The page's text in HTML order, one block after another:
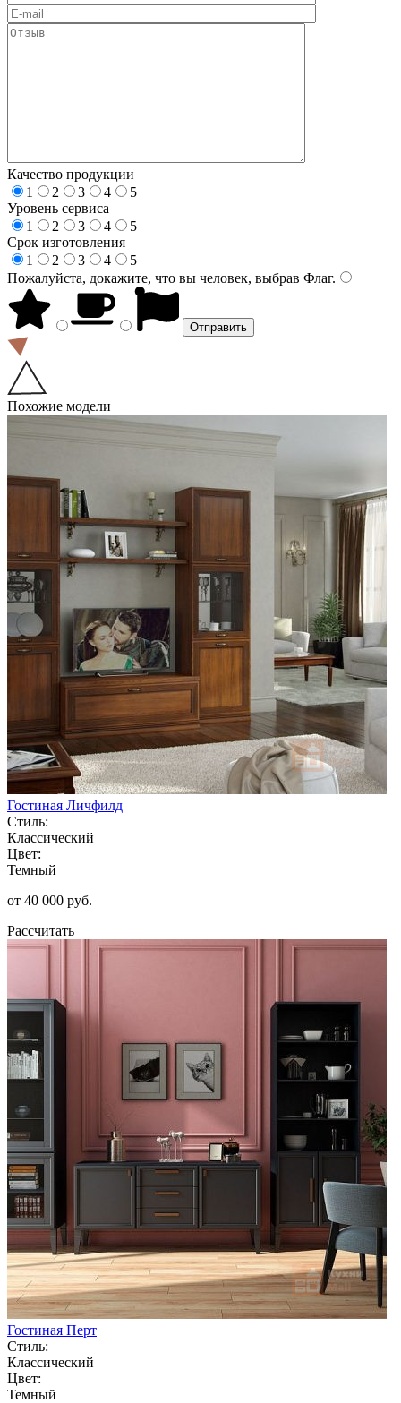
Качество продукции
1
2 3 4
5
Уровень сервиса
1
2 3 4
5
Срок изготовления
1
2 3 4
5
Пожалуйста, докажите, что вы человек, выбрав Флаг.
Похожие модели
Гостиная Личфилд
Стиль:
Классический
Цвет:
Темный
от 40 000 руб.
Рассчитать
Гостиная Перт
Стиль:
Классический
Цвет:
Темный